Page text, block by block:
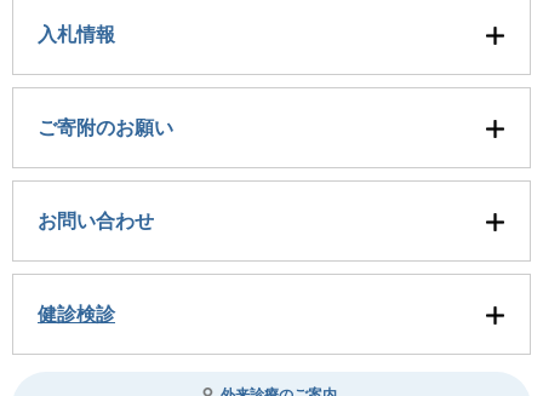
入札情報
ご寄附のお願い
お問い合わせ
健診検診